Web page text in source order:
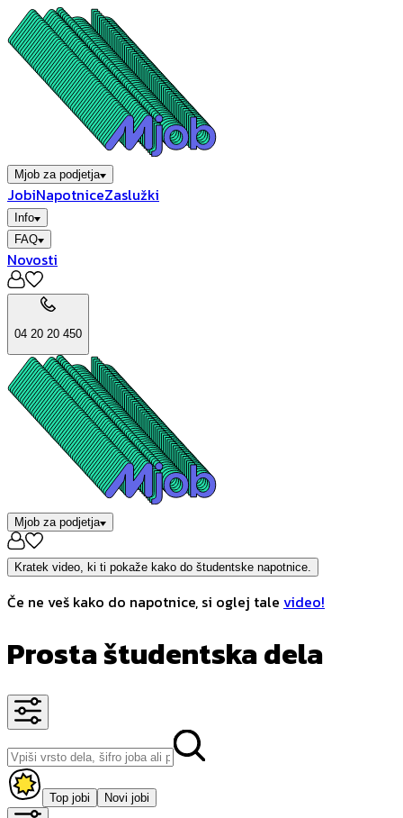
Mjob za podjetja
JobiNapotniceZaslužki
Info
FAQ
Novosti
04 20 20 450
Mjob za podjetja
Kratek video, ki ti pokaže kako do študentske napotnice.
Če ne veš kako do napotnice, si oglej tale video!
Prosta študentska dela
Top jobi Novi jobi